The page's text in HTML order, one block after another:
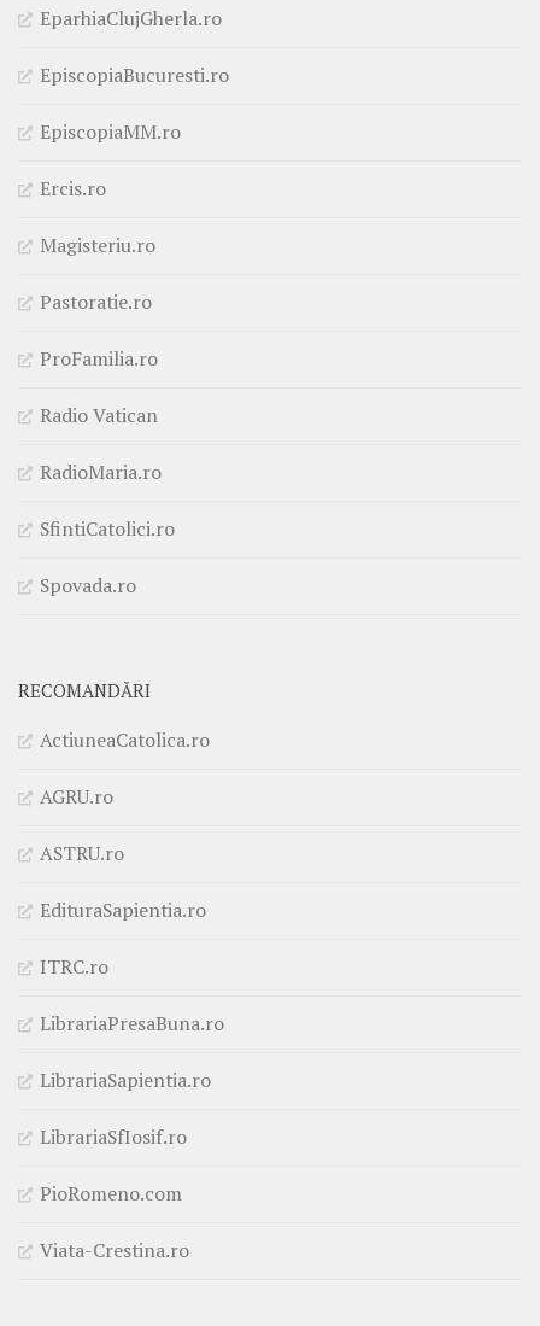
EparhiaClujGherla.ro
EpiscopiaBucuresti.ro
EpiscopiaMM.ro
Ercis.ro
Magisteriu.ro
Pastoratie.ro
ProFamilia.ro
Radio Vatican
RadioMaria.ro
SfintiCatolici.ro
Spovada.ro
RECOMANDĂRI
ActiuneaCatolica.ro
AGRU.ro
ASTRU.ro
EdituraSapientia.ro
ITRC.ro
LibrariaPresaBuna.ro
LibrariaSapientia.ro
LibrariaSfIosif.ro
PioRomeno.com
Viata-Crestina.ro